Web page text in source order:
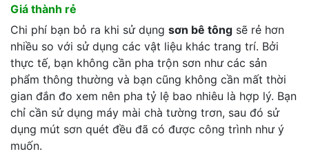
Giá thành rẻ
Chi phí bạn bỏ ra khi sử dụng sơn bê tông sẽ rẻ hơn
nhiều so với sử dụng các vật liệu khác trang trí. Bởi
thực tế, bạn không cần pha trộn sơn như các sản
phẩm thông thường và bạn cũng không cần mất thời
gian đắn đo xem nên pha tỷ lệ bao nhiêu là hợp lý. Bạn
chỉ cần sử dụng máy mài chà tường trơn, sau đó sử
dụng mút sơn quét đều đã có được công trình như ý
muốn.